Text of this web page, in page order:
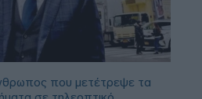
που μετέτρεψε τα